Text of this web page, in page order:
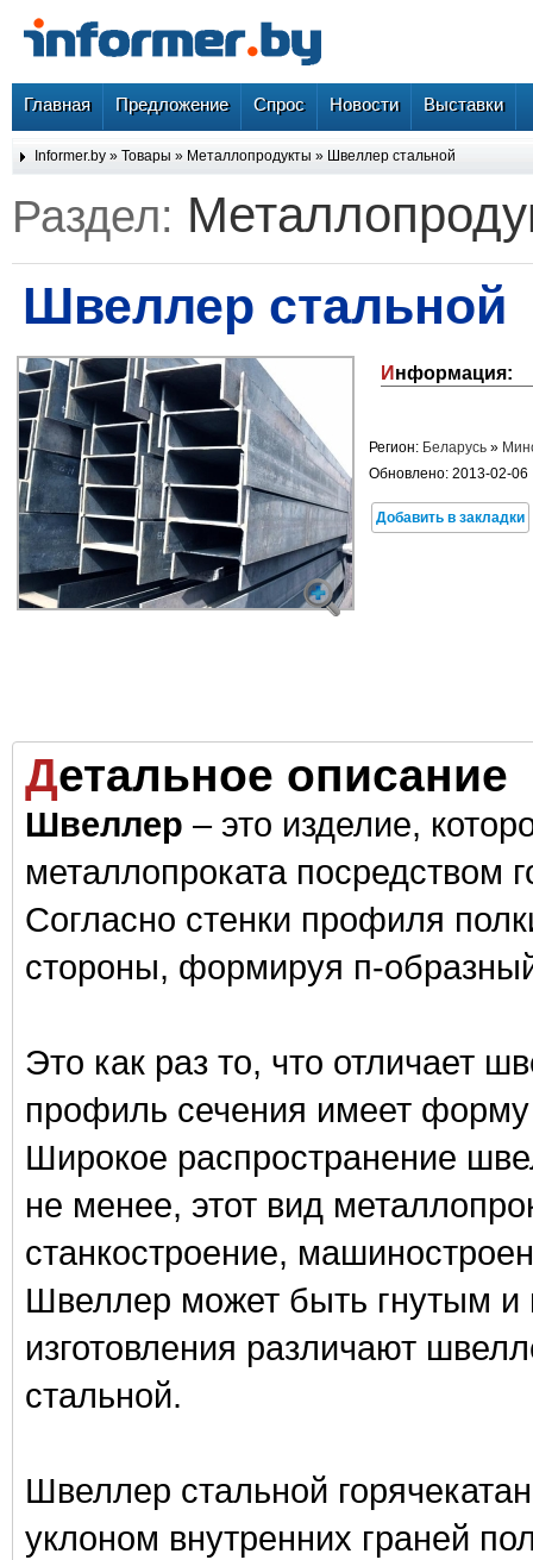
Главная Предложение Спрос Новости Выставки
Informer.by » Товары » Металлопродукты » Швеллер стальной
Раздел:
Швеллер стальной
Информация:
Регион: Беларусь »
Обновлено: 2013-02-06
Детальное описание
Швеллер – это изделие,
металлопроката посредством
Согласно стенки профиля
стороны, формируя п-
Это как раз то, что отличает
профиль сечения имеет форму
Широкое распространение
не менее, этот вид
станкостроение,
Швеллер может быть гнутым и
изготовления различают
стальной.
Швеллер стальной
уклоном внутренних граней